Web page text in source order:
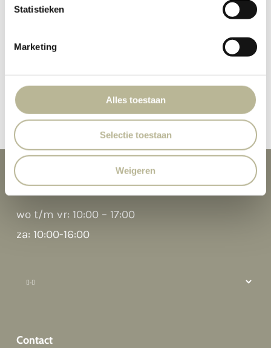
Statistieken
Marketing
Alles toestaan
Selectie toestaan
Weigeren
Carrière, wand-
vloertegel.
Openingstijden
wo t/m vr: 10:00 – 17:00
za: 10:00-16:00
Contact